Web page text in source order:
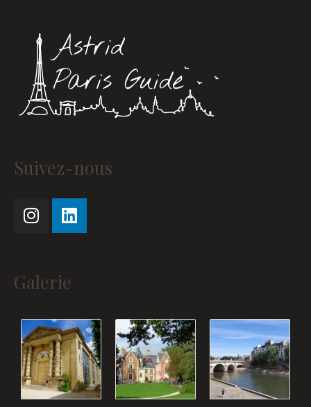
Suivez-nous
Instagram
Linkedin
Galerie